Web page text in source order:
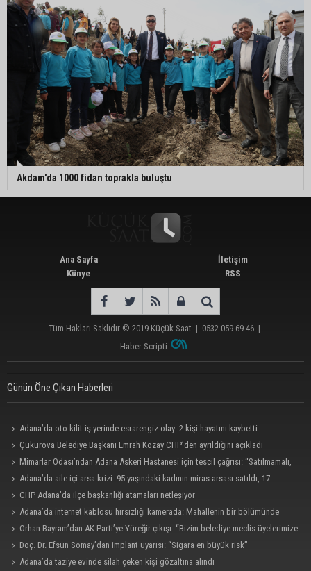
Akdam'da 1000 fidan toprakla buluştu
Ana Sayfa
Künye
İletişim
RSS
Tüm Hakları Saklıdır © 2019 Küçük Saat | 0532 059 69 46 |
Haber Scripti
Günün Öne Çıkan Haberleri
Adana’da oto kilit iş yerinde esrarengiz olay: 2 kişi hayatını kaybetti
Çukurova Belediye Başkanı Emrah Kozay CHP’den ayrıldığını açıkladı
Mimarlar Odası’ndan Adana Askeri Hastanesi için tescil çağrısı: “Satılmamalı,
amaç dışı kullanılmamalı”
Adana’da aile içi arsa krizi: 95 yaşındaki kadının miras arsası satıldı, 17
milyonun 13 milyonu harcandı
CHP Adana’da ilçe başkanlığı atamaları netleşiyor
Adana’da internet kablosu hırsızlığı kamerada: Mahallenin bir bölümünde
internet erişimi kesildi
Orhan Bayram’dan AK Parti’ye Yüreğir çıkışı: “Bizim belediye meclis üyelerimize
ne yaptınız? Siz önce onu anlatın”
Doç. Dr. Efsun Somay’dan implant uyarısı: “Sigara en büyük risk”
Adana’da taziye evinde silah çeken kişi gözaltına alındı